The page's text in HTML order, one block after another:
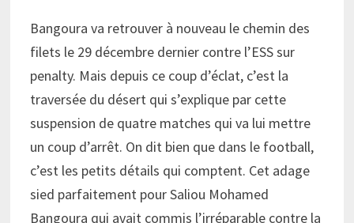
Bangoura va retrouver à nouveau le chemin des
filets le 29 décembre dernier contre l’ESS sur
penalty. Mais depuis ce coup d’éclat, c’est la
traversée du désert qui s’explique par cette
suspension de quatre matches qui va lui mettre
un coup d’arrêt. On dit bien que dans le football,
c’est les petits détails qui comptent. Cet adage
sied parfaitement pour Saliou Mohamed
Bangoura qui avait commis l’irréparable contre la